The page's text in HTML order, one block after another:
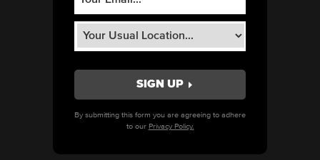
By submitting this form you are agreeing to adhere
to our Privacy Policy.